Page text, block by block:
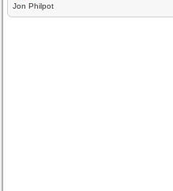
Jon Philpot